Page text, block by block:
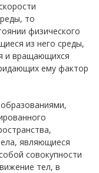
то
физического
из него среды,
и вращающихся
ему фактор
являющиеся
совокупности
тел, в